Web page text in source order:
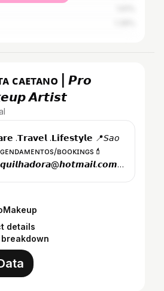
ᴄᴀᴇᴛᴀɴᴏ | 𝙋𝙧𝙤
𝘼𝙧𝙩𝙞𝙨𝙩
.𝗧𝗿𝗮𝘃𝗲𝗹 .𝗟𝗶𝗳𝗲𝘀𝘁𝘆𝗹𝗲 📍𝘚𝘢𝘰
details